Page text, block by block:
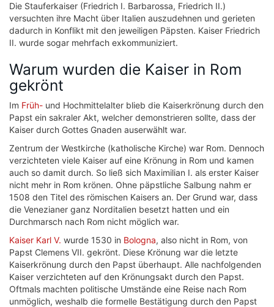
Die Stauferkaiser (Friedrich I. Barbarossa, Friedrich II.)
versuchten ihre Macht über Italien auszudehnen und gerieten
dadurch in Konflikt mit den jeweiligen Päpsten. Kaiser Friedrich
II. wurde sogar mehrfach exkommuniziert.
Warum wurden die Kaiser in Rom
gekrönt
Im Früh- und Hochmittelalter blieb die Kaiserkrönung durch den
Papst ein sakraler Akt, welcher demonstrieren sollte, dass der
Kaiser durch Gottes Gnaden auserwählt war.
Zentrum der Westkirche (katholische Kirche) war Rom. Dennoch
verzichteten viele Kaiser auf eine Krönung in Rom und kamen
auch so damit durch. So ließ sich Maximilian I. als erster Kaiser
nicht mehr in Rom krönen. Ohne päpstliche Salbung nahm er
1508 den Titel des römischen Kaisers an. Der Grund war, dass
die Venezianer ganz Norditalien besetzt hatten und ein
Durchmarsch nach Rom nicht möglich war.
Kaiser Karl V. wurde 1530 in Bologna, also nicht in Rom, von
Papst Clemens VII. gekrönt. Diese Krönung war die letzte
Kaiserkrönung durch den Papst überhaupt. Alle nachfolgenden
Kaiser verzichteten auf den Krönungsakt durch den Papst.
Oftmals machten politische Umstände eine Reise nach Rom
unmöglich, weshalb die formelle Bestätigung durch den Papst